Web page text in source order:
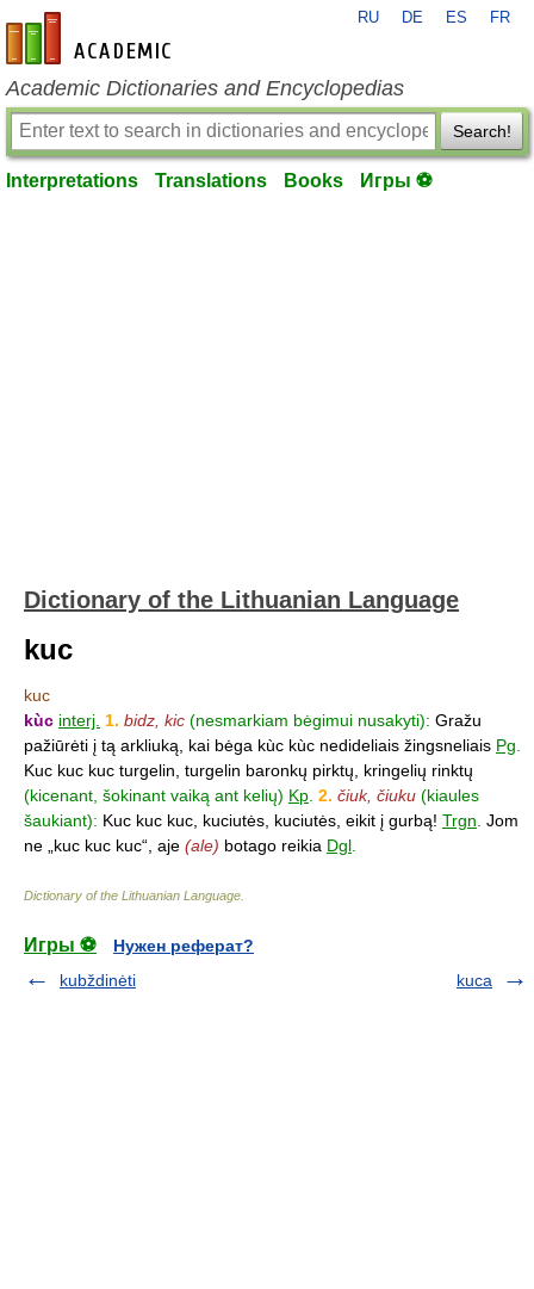
en-academic.com
RU DE ES FR
Academic Dictionaries and Encyclopedias
Search!
Interpretations Translations Books Игры ⚽
Dictionary of the Lithuanian Language
kuc
kuc
kùc interj. 1. bidz, kic (nesmarkiam bėgimui nusakyti): Gražu
pažiūrėti į tą arkliuką, kai bėga kùc kùc nedideliais žingsneliais Pg
Kuc kuc kuc turgelin, turgelin baronkų pirktų, kringelių rinktų
(kicenant, šokinant vaiką ant kelių) Kp 2. čiuk, čiuku (kiaules
šaukiant): Kuc kuc kuc, kuciutės, kuciutės, eikit į gurbą! Trgn Jom
ne „kuc kuc kuc“, aje (ale) botago reikia Dgl
Dictionary of the Lithuanian Language
Игры ⚽
Нужен реферат?
kubždinėti
kuca